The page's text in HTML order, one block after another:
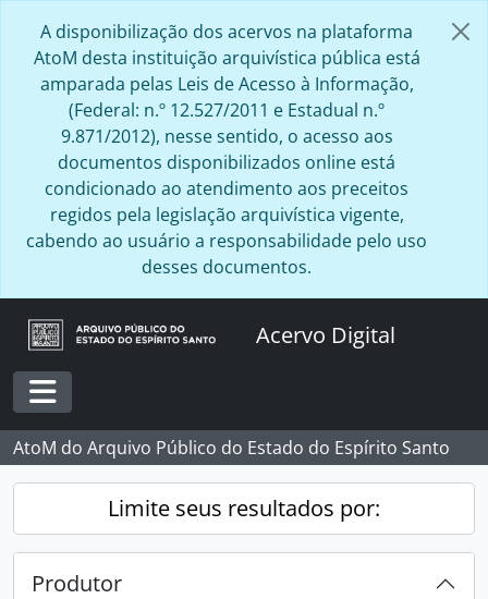
A disponibilização dos acervos na plataforma
AtoM desta instituição arquivística pública está
amparada pelas Leis de Acesso à Informação,
(Federal: n.º 12.527/2011 e Estadual n.º
9.871/2012), nesse sentido, o acesso aos
documentos disponibilizados online está
condicionado ao atendimento aos preceitos
regidos pela legislação arquivística vigente,
cabendo ao usuário a responsabilidade pelo uso
desses documentos.
Acervo Digital
Toggle navigation
AtoM do Arquivo Público do Estado do Espírito Santo
Limite seus resultados por:
Produtor